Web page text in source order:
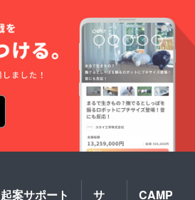
起案サポート
サ
CAMP